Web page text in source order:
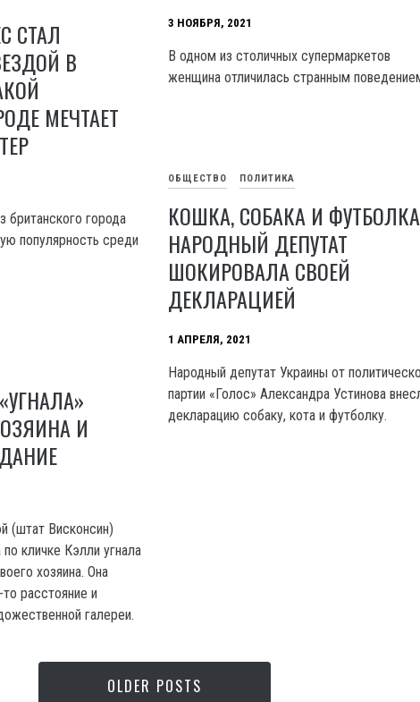
3 НОЯБРЯ, 2021
В одном из столичных супермаркетов
женщина отличилась странным
СТАЛ
В
МЕЧТАЕТ
британского города
популярность среди
ОБЩЕСТВО ПОЛИТИКА
КОШКА, СОБАКА И
НАРОДНЫЙ ДЕПУТАТ
ШОКИРОВАЛА СВОЕЙ
ДЕКЛАРАЦИЕЙ
1 АПРЕЛЯ, 2021
Народный депутат Украины от
партии «Голос» Александра Устинова
декларацию собаку, кота и футболку.
И
(штат Висконсин)
кличке Кэлли угнала
хозяина. Она
расстояние и
галереи.
OLDER POSTS